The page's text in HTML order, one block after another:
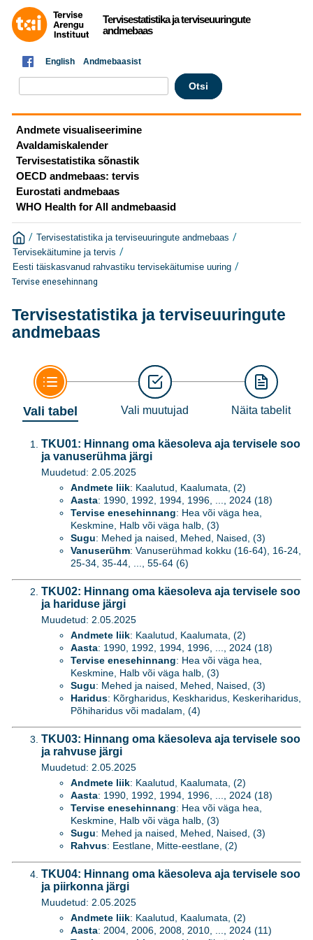
Tervisestatistika ja terviseuuringute
andmebaas
English Andmebaasist
Andmete visualiseerimine
Avaldamiskalender
Tervisestatistika sõnastik
OECD andmebaas: tervis
Eurostati andmebaas
WHO Health for All andmebaasid
/ Tervisestatistika ja terviseuuringute andmebaas /
Tervisekäitumine ja tervis /
Eesti täiskasvanud rahvastiku tervisekäitumise uuring /
Tervise enesehinnang
Tervisestatistika ja terviseuuringute
andmebaas
Vali tabel Vali muutujad Näita tabelit
TKU01: Hinnang oma käesoleva aja tervisele soo
ja vanuserühma järgi
Muudetud: 2.05.2025
Andmete liik: Kaalutud, Kaalumata, (2)
Aasta: 1990, 1992, 1994, 1996, ..., 2024 (18)
Tervise enesehinnang: Hea või väga hea,
Keskmine, Halb või väga halb, (3)
Sugu: Mehed ja naised, Mehed, Naised, (3)
Vanuserühm: Vanuserühmad kokku (16-64), 16-24,
25-34, 35-44, ..., 55-64 (6)
TKU02: Hinnang oma käesoleva aja tervisele soo
ja hariduse järgi
Muudetud: 2.05.2025
Andmete liik: Kaalutud, Kaalumata, (2)
Aasta: 1990, 1992, 1994, 1996, ..., 2024 (18)
Tervise enesehinnang: Hea või väga hea,
Keskmine, Halb või väga halb, (3)
Sugu: Mehed ja naised, Mehed, Naised, (3)
Haridus: Kõrgharidus, Keskharidus, Keskeriharidus,
Põhiharidus või madalam, (4)
TKU03: Hinnang oma käesoleva aja tervisele soo
ja rahvuse järgi
Muudetud: 2.05.2025
Andmete liik: Kaalutud, Kaalumata, (2)
Aasta: 1990, 1992, 1994, 1996, ..., 2024 (18)
Tervise enesehinnang: Hea või väga hea,
Keskmine, Halb või väga halb, (3)
Sugu: Mehed ja naised, Mehed, Naised, (3)
Rahvus: Eestlane, Mitte-eestlane, (2)
TKU04: Hinnang oma käesoleva aja tervisele soo
ja piirkonna järgi
Muudetud: 2.05.2025
Andmete liik: Kaalutud, Kaalumata, (2)
Aasta: 2004, 2006, 2008, 2010, ..., 2024 (11)